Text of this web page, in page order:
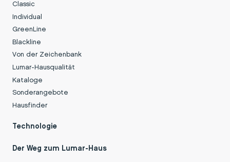
Classic
Individual
GreenLine
Blackline
Von der Zeichenbank
Lumar-Hausqualität
Kataloge
Sonderangebote
Hausfinder
Technologie
Der Weg zum Lumar-Haus